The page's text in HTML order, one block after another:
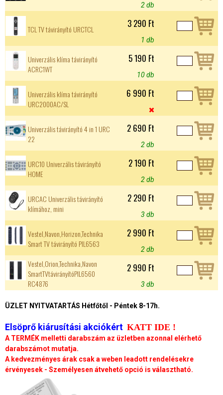
2 db
TCL TV távirányító URCTCL 3 290 Ft
1 db
Univerzális klíma távirányító
ACRC1WT
5 190 Ft
10 db
Univerzális klíma távirányító
URC2000AC/SL
6 990 Ft

Univerzális távirányító 4 in 1 URC
22
2 690 Ft
2 db
URC10 Univerzális távirányító
HOME
2 190 Ft
2 db
URCAC Univerzális távirányító
klímához, mini
2 290 Ft
3 db
Vestel,Navon,Horizon,Technika
Smart TV távirányító PIL6563
2 990 Ft
2 db
Vestel,Orion,Technika,Navon
SmartTVtávirányítóPIL6560
RC4876
2 990 Ft
3 db
ÜZLET NYITVATARTÁS Hétfőtől - Péntek 8-17h.
Elsöprő kiárusítási akciókért KATT IDE !
A TERMÉK melletti darabszám az üzletben azonnal elérhető
darabszámot mutatja.
A kedvezményes árak csak a weben leadott rendelésekre
érvényesek - Személyesen átvehető opció is választható.